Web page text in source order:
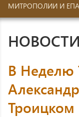
МИТРОПОЛИИ И
В Неделю
Троицком